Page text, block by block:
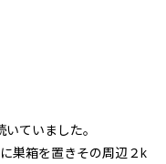
ていました。
巣箱を置きその周辺２k